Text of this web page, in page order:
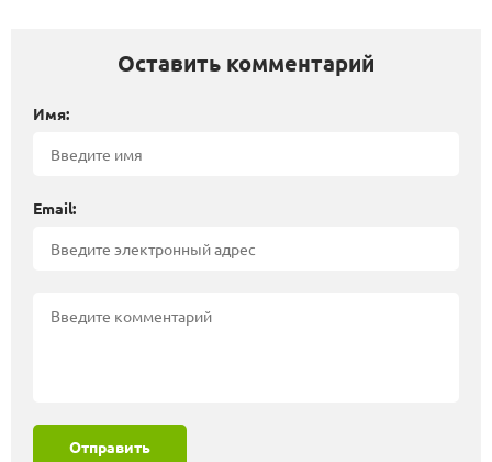
Оставить комментарий
Имя:
Email:
Отправить